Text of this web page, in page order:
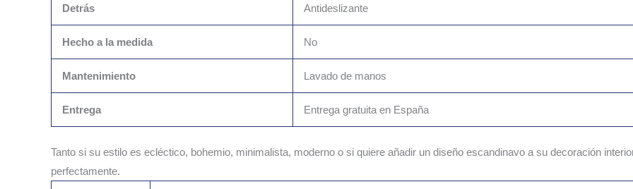
Detrás Antideslizante
Hecho a la medida No
Mantenimiento Lavado de manos
Entrega Entrega gratuita en España
Tanto si su estilo es ecléctico, bohemio, minimalista, moderno o si quiere añadir un diseño escandinavo a su decoración
perfectamente.